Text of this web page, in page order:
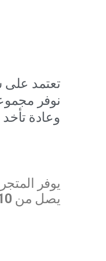
تعتمد على
نوفر
وعادة تأخد من يوم إلى
يوفر
يصل من 10-